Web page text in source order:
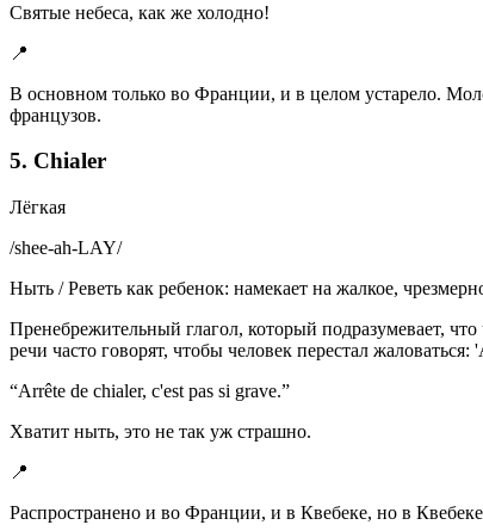
Святые небеса, как же холодно!
📍
В основном только во Франции, и в целом устарело.
французов.
5. Chialer
Лёгкая
/shee-ah-LAY/
Ныть / Реветь как ребенок: намекает на жалкое,
Пренебрежительный глагол, который подразумевает, что
речи часто говорят, чтобы человек перестал
“Arrête de chialer, c'est pas si grave.”
Хватит ныть, это не так уж страшно.
📍
Распространено и во Франции, и в Квебеке, но в